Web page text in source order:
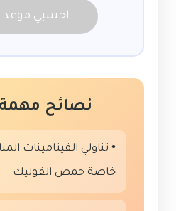
احسبي موعد
نصائح
• تناولي الفيتامينات
خاصة حمض الفوليك